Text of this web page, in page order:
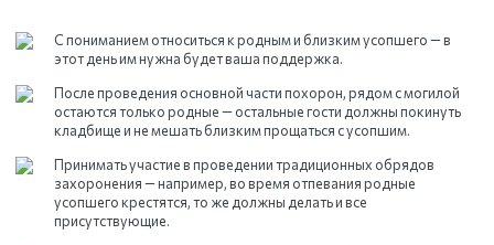
С пониманием относиться к родным и близким усопшего — в
этот день им нужна будет ваша поддержка.
После проведения основной части похорон, рядом с могилой
остаются только родные — остальные гости должны покинуть
кладбище и не мешать близким прощаться с усопшим.
Принимать участие в проведении традиционных обрядов
захоронения — например, во время отпевания родные
усопшего крестятся, то же должны делать и все
присутствующие.